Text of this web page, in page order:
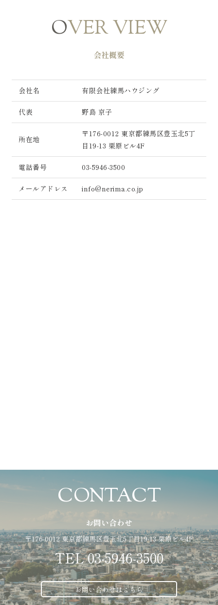
OVER VIEW
会社概要
会社名 有限会社練馬ハウジング
代表 野島 京子
所在地
〒176-0012 東京都練馬区豊玉北5丁
目19-13 栗原ビル4F
電話番号 03-5946-3500
メールアドレス info@nerima.co.jp
CONTACT
お問い合わせ
〒176-0012 東京都練馬区豊玉北5丁目19-13 栗原ビル4F
TEL03-5946-3500
お問い合わせはこちら